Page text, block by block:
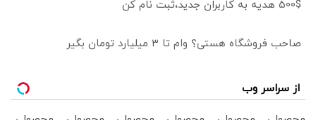
500$ هدیه به کاربران جدید،ثبت نام کن
صاحب فروشگاه هستی؟ وام تا ۳ میلیارد تومان بگیر
از سراسر وب